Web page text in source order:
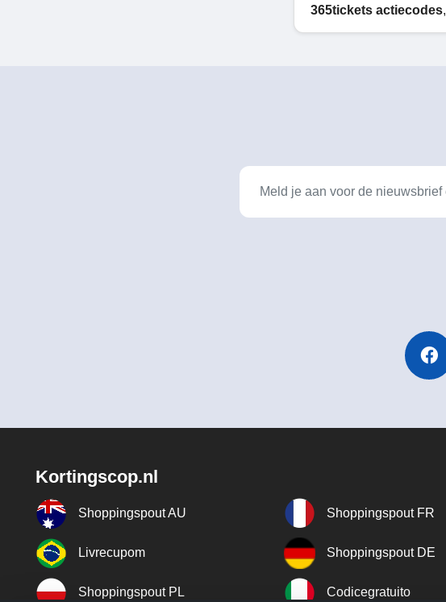
365tickets actiecodes,
Kortingscop.nl
Shoppingspout AU Shoppingspout FR
Livrecupom Shoppingspout DE
Shoppingspout PL Codicegratuito